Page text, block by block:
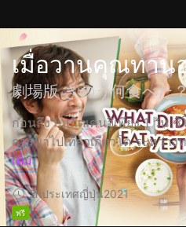
เมื่อวานคุณทาน
劇場版 きのう何食べた
ก่อนถึงวันเกิดเคนจิเพียง 1 วัน
การพาไปเที่ยวเกียวโต ระหว่า
เติม
2hประเทศญี่ปุ่น2021
ฟรี